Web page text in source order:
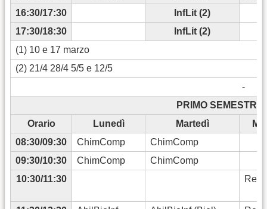
16:30/17:30
InfLit (2)
17:30/18:30
InfLit (2)
(1) 10 e 17 marzo
(2) 21/4 28/4 5/5 e 12/5
-
PRIMO SEMESTRE
Orario
Lunedì Martedì
08:30/09:30
ChimComp
ChimComp
09:30/10:30
ChimComp
ChimComp
10:30/11:30
Reti